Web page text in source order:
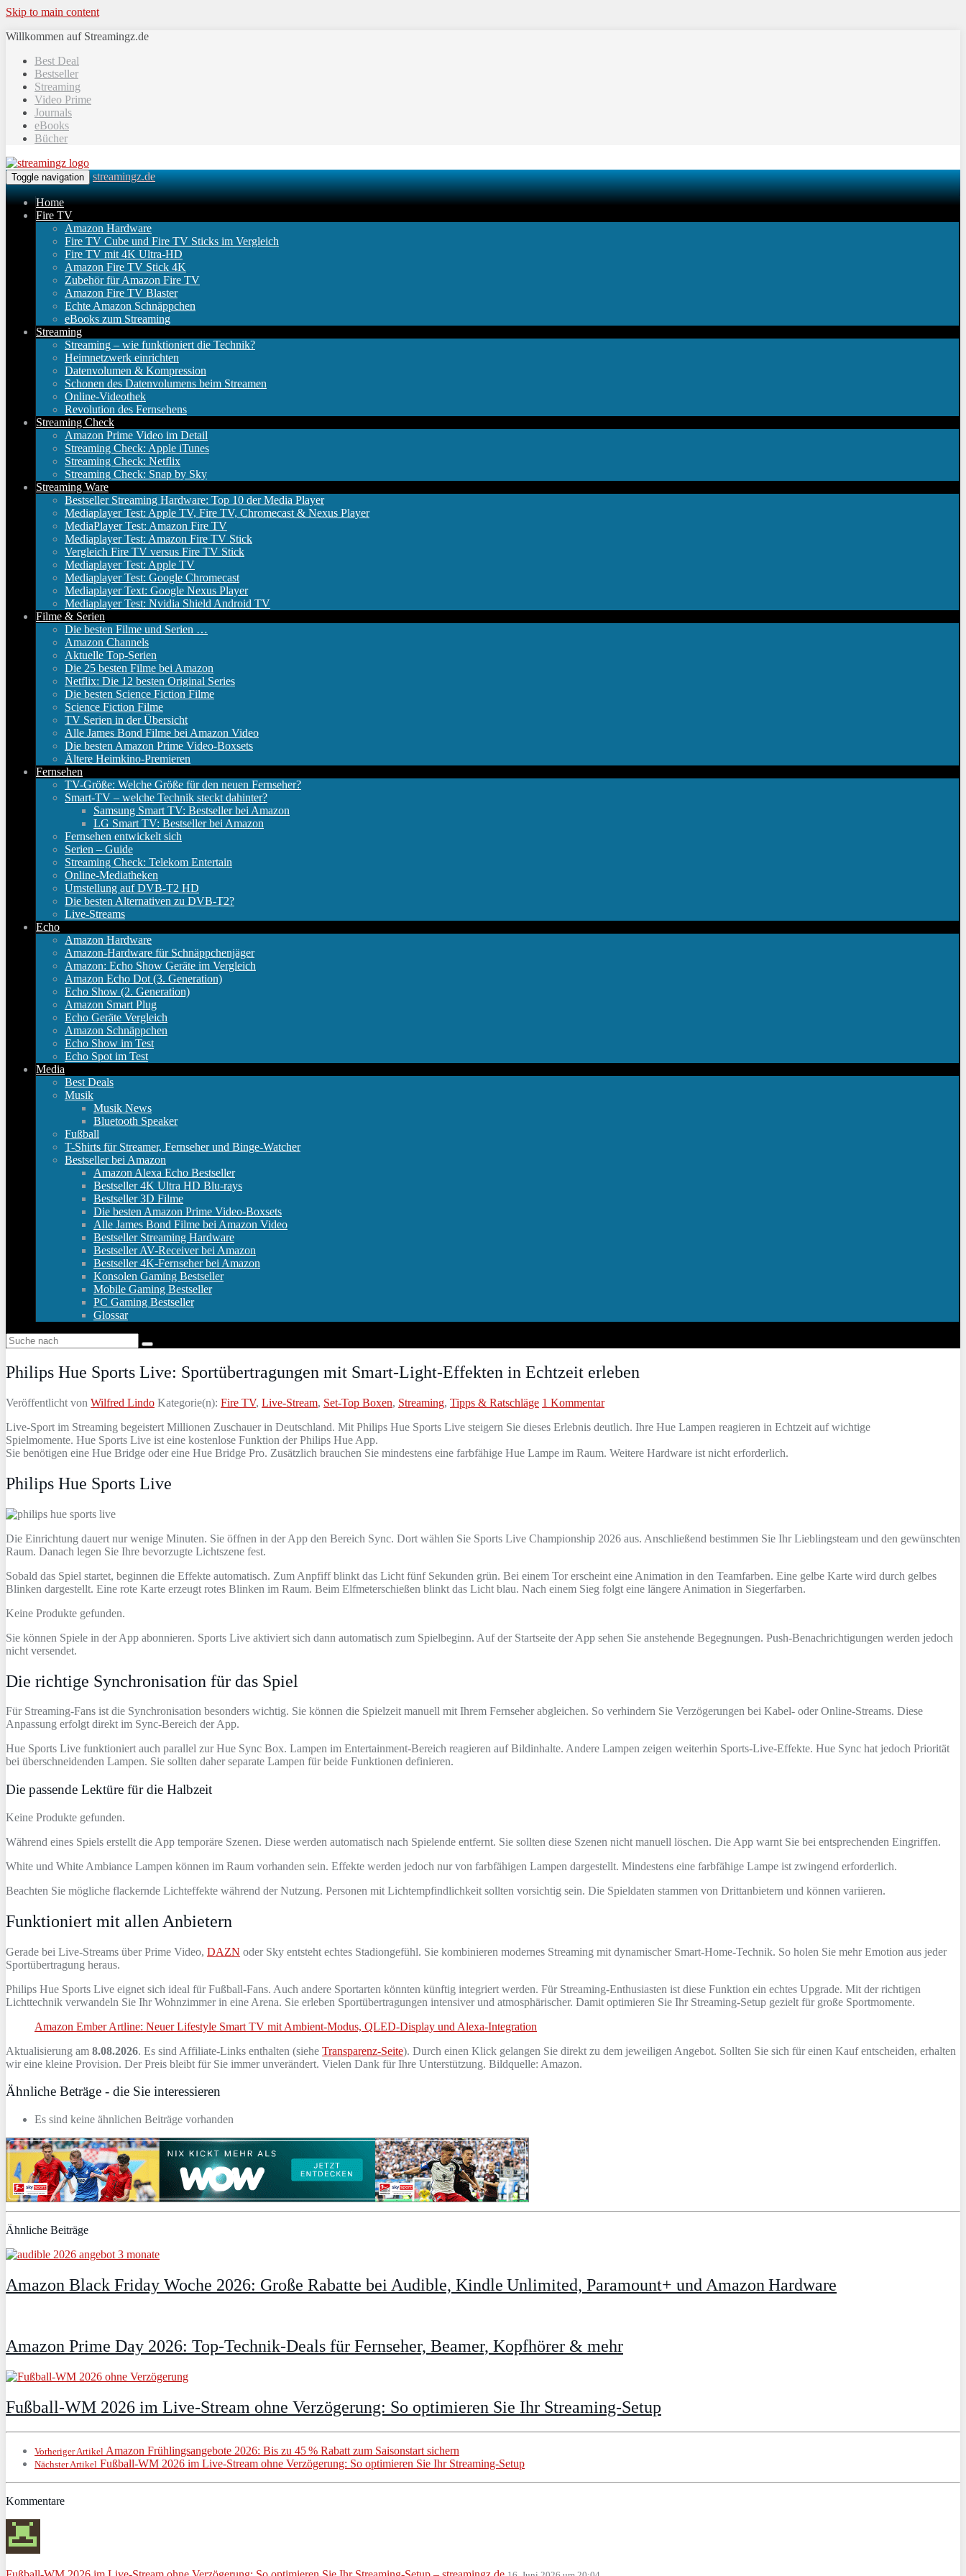
Skip to main content
Willkommen auf Streamingz.de
Best Deal
Bestseller
Streaming
Video Prime
Journals
eBooks
Bücher
Toggle navigation streamingz.de
Home
Fire TV
Amazon Hardware
Fire TV Cube und Fire TV Sticks im Vergleich
Fire TV mit 4K Ultra-HD
Amazon Fire TV Stick 4K
Zubehör für Amazon Fire TV
Amazon Fire TV Blaster
Echte Amazon Schnäppchen
eBooks zum Streaming
Streaming
Streaming – wie funktioniert die Technik?
Heimnetzwerk einrichten
Datenvolumen & Kompression
Schonen des Datenvolumens beim Streamen
Online-Videothek
Revolution des Fernsehens
Streaming Check
Amazon Prime Video im Detail
Streaming Check: Apple iTunes
Streaming Check: Netflix
Streaming Check: Snap by Sky
Streaming Ware
Bestseller Streaming Hardware: Top 10 der Media Player
Mediaplayer Test: Apple TV, Fire TV, Chromecast & Nexus Player
MediaPlayer Test: Amazon Fire TV
Mediaplayer Test: Amazon Fire TV Stick
Vergleich Fire TV versus Fire TV Stick
Mediaplayer Test: Apple TV
Mediaplayer Test: Google Chromecast
Mediaplayer Text: Google Nexus Player
Mediaplayer Test: Nvidia Shield Android TV
Filme & Serien
Die besten Filme und Serien …
Amazon Channels
Aktuelle Top-Serien
Die 25 besten Filme bei Amazon
Netflix: Die 12 besten Original Series
Die besten Science Fiction Filme
Science Fiction Filme
TV Serien in der Übersicht
Alle James Bond Filme bei Amazon Video
Die besten Amazon Prime Video-Boxsets
Ältere Heimkino-Premieren
Fernsehen
TV-Größe: Welche Größe für den neuen Fernseher?
Smart-TV – welche Technik steckt dahinter?
Samsung Smart TV: Bestseller bei Amazon
LG Smart TV: Bestseller bei Amazon
Fernsehen entwickelt sich
Serien – Guide
Streaming Check: Telekom Entertain
Online-Mediatheken
Umstellung auf DVB-T2 HD
Die besten Alternativen zu DVB-T2?
Live-Streams
Echo
Amazon Hardware
Amazon-Hardware für Schnäppchenjäger
Amazon: Echo Show Geräte im Vergleich
Amazon Echo Dot (3. Generation)
Echo Show (2. Generation)
Amazon Smart Plug
Echo Geräte Vergleich
Amazon Schnäppchen
Echo Show im Test
Echo Spot im Test
Media
Best Deals
Musik
Musik News
Bluetooth Speaker
Fußball
T-Shirts für Streamer, Fernseher und Binge-Watcher
Bestseller bei Amazon
Amazon Alexa Echo Bestseller
Bestseller 4K Ultra HD Blu-rays
Bestseller 3D Filme
Die besten Amazon Prime Video-Boxsets
Alle James Bond Filme bei Amazon Video
Bestseller Streaming Hardware
Bestseller AV-Receiver bei Amazon
Bestseller 4K-Fernseher bei Amazon
Konsolen Gaming Bestseller
Mobile Gaming Bestseller
PC Gaming Bestseller
Glossar
Philips Hue Sports Live: Sportübertragungen mit Smart‑Light‑Effekten in Echtzeit erleben
Veröffentlicht von Wilfred Lindo Kategorie(n): Fire TV, Live-Stream, Set-Top Boxen, Streaming, Tipps & Ratschläge 1 Kommentar
Live‑Sport im Streaming begeistert Millionen Zuschauer in Deutschland. Mit Philips Hue Sports Live steigern Sie dieses Erlebnis deutlich. Ihre Hue Lampen reagieren in Echtzeit auf wichtige
Spielmomente. Hue Sports Live ist eine kostenlose Funktion der Philips Hue App.
Sie benötigen eine Hue Bridge oder eine Hue Bridge Pro. Zusätzlich brauchen Sie mindestens eine farbfähige Hue Lampe im Raum. Weitere Hardware ist nicht erforderlich.
Philips Hue Sports Live
Die Einrichtung dauert nur wenige Minuten. Sie öffnen in der App den Bereich Sync. Dort wählen Sie Sports Live Championship 2026 aus. Anschließend bestimmen Sie Ihr Lieblingsteam und den gewünschten
Raum. Danach legen Sie Ihre bevorzugte Lichtszene fest.
Sobald das Spiel startet, beginnen die Effekte automatisch. Zum Anpfiff blinkt das Licht fünf Sekunden grün. Bei einem Tor erscheint eine Animation in den Teamfarben. Eine gelbe Karte wird durch gelbes
Blinken dargestellt. Eine rote Karte erzeugt rotes Blinken im Raum. Beim Elfmeterschießen blinkt das Licht blau. Nach einem Sieg folgt eine längere Animation in Siegerfarben.
Keine Produkte gefunden.
Sie können Spiele in der App abonnieren. Sports Live aktiviert sich dann automatisch zum Spielbeginn. Auf der Startseite der App sehen Sie anstehende Begegnungen. Push‑Benachrichtigungen werden jedoch
nicht versendet.
Die richtige Synchronisation für das Spiel
Für Streaming‑Fans ist die Synchronisation besonders wichtig. Sie können die Spielzeit manuell mit Ihrem Fernseher abgleichen. So verhindern Sie Verzögerungen bei Kabel‑ oder Online‑Streams. Diese
Anpassung erfolgt direkt im Sync‑Bereich der App.
Hue Sports Live funktioniert auch parallel zur Hue Sync Box. Lampen im Entertainment‑Bereich reagieren auf Bildinhalte. Andere Lampen zeigen weiterhin Sports‑Live‑Effekte. Hue Sync hat jedoch Priorität
bei überschneidenden Lampen. Sie sollten daher separate Lampen für beide Funktionen definieren.
Die passende Lektüre für die Halbzeit
Keine Produkte gefunden.
Während eines Spiels erstellt die App temporäre Szenen. Diese werden automatisch nach Spielende entfernt. Sie sollten diese Szenen nicht manuell löschen. Die App warnt Sie bei entsprechenden Eingriffen.
White und White Ambiance Lampen können im Raum vorhanden sein. Effekte werden jedoch nur von farbfähigen Lampen dargestellt. Mindestens eine farbfähige Lampe ist zwingend erforderlich.
Beachten Sie mögliche flackernde Lichteffekte während der Nutzung. Personen mit Lichtempfindlichkeit sollten vorsichtig sein. Die Spieldaten stammen von Drittanbietern und können variieren.
Funktioniert mit allen Anbietern
Gerade bei Live‑Streams über Prime Video, DAZN oder Sky entsteht echtes Stadiongefühl. Sie kombinieren modernes Streaming mit dynamischer Smart‑Home‑Technik. So holen Sie mehr Emotion aus jeder
Sportübertragung heraus.
Philips Hue Sports Live eignet sich ideal für Fußball‑Fans. Auch andere Sportarten könnten künftig integriert werden. Für Streaming‑Enthusiasten ist diese Funktion ein echtes Upgrade. Mit der richtigen
Lichttechnik verwandeln Sie Ihr Wohnzimmer in eine Arena. Sie erleben Sportübertragungen intensiver und atmosphärischer. Damit optimieren Sie Ihr Streaming‑Setup gezielt für große Sportmomente.
Amazon Ember Artline: Neuer Lifestyle Smart TV mit Ambient‑Modus, QLED‑Display und Alexa‑Integration
Aktualisierung am 8.08.2026. Es sind Affiliate-Links enthalten (siehe Transparenz-Seite). Durch einen Klick gelangen Sie direkt zu dem jeweiligen Angebot. Sollten Sie sich für einen Kauf entscheiden, erhalten
wir eine kleine Provision. Der Preis bleibt für Sie immer unverändert. Vielen Dank für Ihre Unterstützung. Bildquelle: Amazon.
Ähnliche Beträge - die Sie interessieren
Es sind keine ähnlichen Beiträge vorhanden
Ähnliche Beiträge
Amazon Black Friday Woche 2026: Große Rabatte bei Audible, Kindle Unlimited, Paramount+ und Amazon Hardware
Amazon Prime Day 2026: Top-Technik-Deals für Fernseher, Beamer, Kopfhörer & mehr
Fußball-WM 2026 im Live-Stream ohne Verzögerung: So optimieren Sie Ihr Streaming-Setup
Vorheriger Artikel Amazon Frühlingsangebote 2026: Bis zu 45 % Rabatt zum Saisonstart sichern
Nächster Artikel Fußball-WM 2026 im Live-Stream ohne Verzögerung: So optimieren Sie Ihr Streaming-Setup
Kommentare